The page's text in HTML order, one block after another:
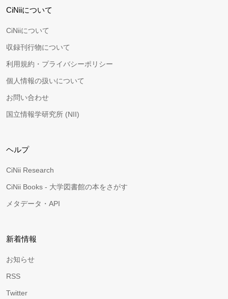
CiNiiについて
CiNiiについて
収録刊行物について
利用規約・プライバシーポリシー
個人情報の扱いについて
お問い合わせ
国立情報学研究所 (NII)
ヘルプ
CiNii Research
CiNii Books - 大学図書館の本をさがす
メタデータ・API
新着情報
お知らせ
RSS
Twitter